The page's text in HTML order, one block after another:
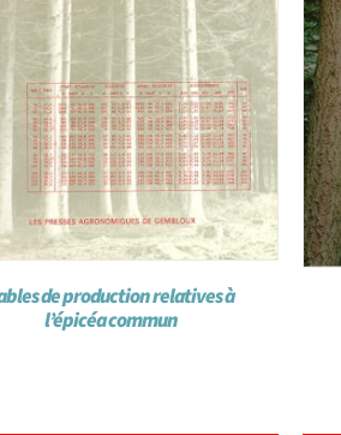
de production relatives à
l’épicéa commun